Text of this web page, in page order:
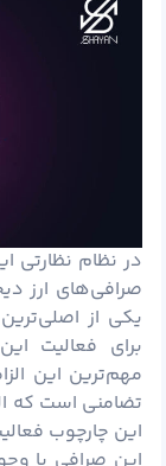
در نظام نظارتی
صرافی‌های ارز
یکی از
برای فعالیت
مهم‌ترین این
تضامنی است که
این چارچوب